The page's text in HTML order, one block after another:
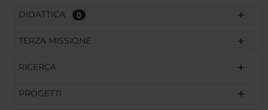
DIDATTICA 0
TERZA MISSIONE
RICERCA
PROGETTI